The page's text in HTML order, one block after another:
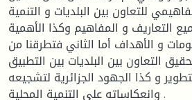
للتعاون بين البلديات و التنمية
التعاريف و المفاهيم وكذا الأهمية
و الأهداف أما الثاني فتطرقنا من
التعاون بين البلديات بين التطبيق
و كذا الجهود الجزائرية لتشجيعه
وانعكاساته على التنمية المحلية .